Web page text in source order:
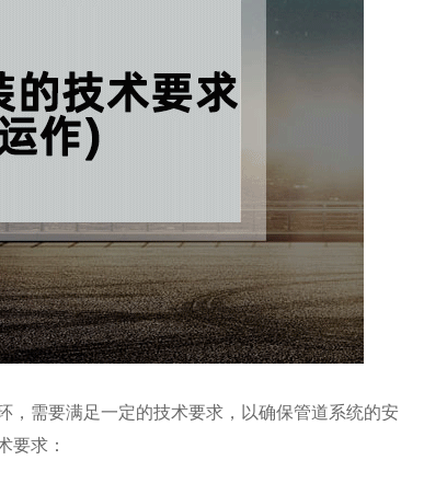
，需要满足一定的技术要求，以确保管道系统的安
要求：